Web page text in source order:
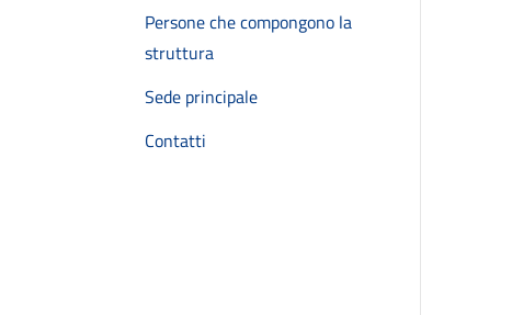
Persone che compongono la
struttura
Sede principale
Contatti